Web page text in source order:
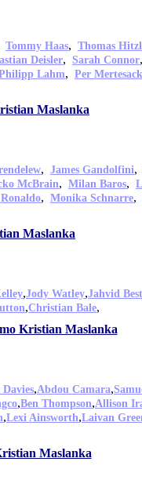
Tommy Haas, Thomas
Deisler, Sarah Connor,
Lahm, Per
Maslanka
, James Gandolfini,
McBrain, Milan Baros,
, Monika Schnarre,
Maslanka
,Jody Watley,Jahvid Best
,Christian Bale,
Kristian Maslanka
,Abdou Camara,
,Ben Thompson,Allison
,Lexi Ainsworth,Laivan
Maslanka